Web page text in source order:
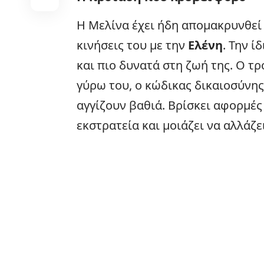
Η Μελίνα έχει ήδη
κινήσεις του με την Ελένη. Την
και πιο δυνατά στη ζωή της. Ο
γύρω του, ο κώδικας
αγγίζουν βαθιά. Βρίσκει
εκστρατεία και μοιάζει να